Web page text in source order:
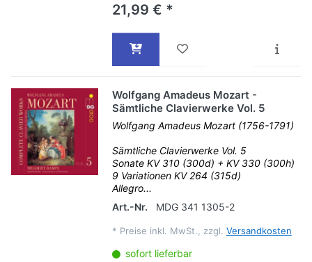
21,99 € *
Wolfgang Amadeus Mozart -
Sämtliche Clavierwerke Vol. 5
Wolfgang Amadeus Mozart (1756-1791)
Sämtliche Clavierwerke Vol. 5
Sonate KV 310 (300d) + KV 330 (300h)
9 Variationen KV 264 (315d)
Allegro...
Art.-Nr.
MDG 341 1305-2
* Preise inkl. MwSt., zzgl. Versandkosten
sofort lieferbar